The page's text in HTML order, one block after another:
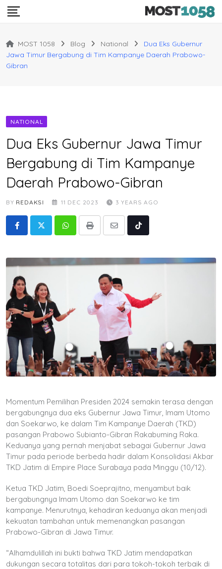
Skip
MOST 1058 Blog National
Dua Eks Gubernur
Jawa Timur Bergabung di Tim Kampanye Daerah Prabowo-
Gibran
NATIONAL
Dua Eks Gubernur Jawa Timur
Bergabung di Tim Kampanye
Daerah Prabowo-Gibran
BY REDAKSI 11 DEC 2023 3 YEARS AGO
WhatsappPrint
Share
Tiktok
Momentum Pemilihan Presiden 2024 semakin terasa dengan
bergabungnya dua eks Gubernur Jawa Timur, Imam Utomo
dan Soekarwo, ke dalam Tim Kampanye Daerah (TKD)
pasangan Prabowo Subianto-Gibran Rakabuming Raka.
Keduanya yang pernah menjabat sebagai Gubernur Jawa
Timur pada periode berbeda hadir dalam Konsolidasi Akbar
TKD Jatim di Empire Place Surabaya pada Minggu (10/12).
Ketua TKD Jatim, Boedi Soeprajitno, menyambut baik
bergabungnya Imam Utomo dan Soekarwo ke tim
kampanye. Menurutnya, kehadiran keduanya akan menjadi
kekuatan tambahan untuk memenangkan pasangan
Prabowo-Gibran di Jawa Timur.
“Alhamdulillah ini bukti bahwa TKD Jatim mendapatkan
dukungan secara totalitas dari para tokoh-tokoh terbaik di